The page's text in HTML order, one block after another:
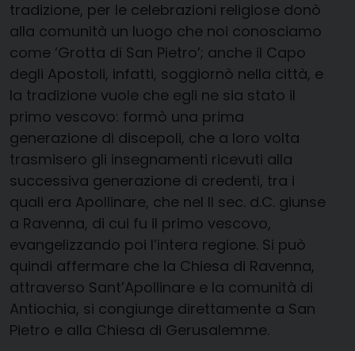
tradizione, per le celebrazioni religiose donò
alla comunità un luogo che noi conosciamo
come ‘Grotta di San Pietro’; anche il Capo
degli Apostoli, infatti, soggiornò nella città, e
la tradizione vuole che egli ne sia stato il
primo vescovo: formò una prima
generazione di discepoli, che a loro volta
trasmisero gli insegnamenti ricevuti alla
successiva generazione di credenti, tra i
quali era Apollinare, che nel II sec. d.C. giunse
a Ravenna, di cui fu il primo vescovo,
evangelizzando poi l’intera regione. Si può
quindi affermare che la Chiesa di Ravenna,
attraverso Sant’Apollinare e la comunità di
Antiochia, si congiunge direttamente a San
Pietro e alla Chiesa di Gerusalemme.